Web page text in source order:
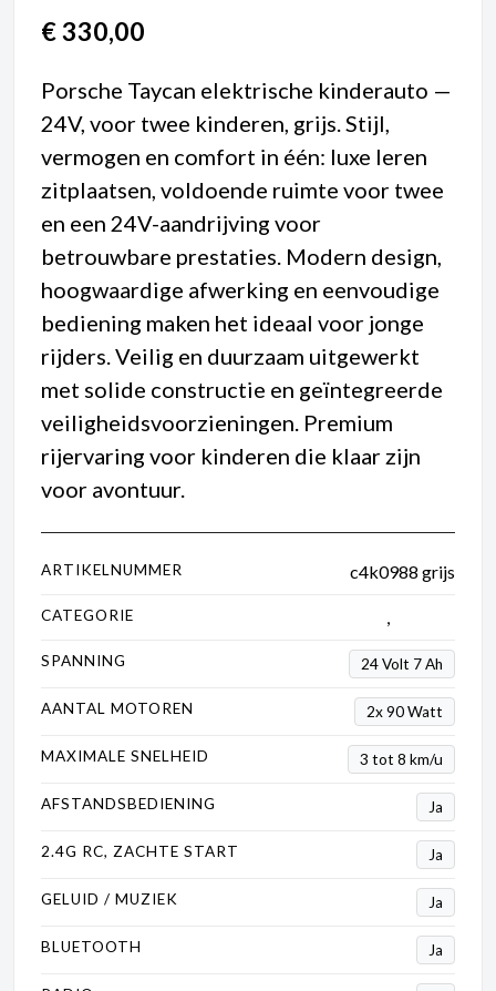
€330,00
Porsche Taycan elektrische kinderauto —
24V, voor twee kinderen, grijs. Stijl,
vermogen en comfort in één: luxe leren
zitplaatsen, voldoende ruimte voor twee
en een 24V-aandrijving voor
betrouwbare prestaties. Modern design,
hoogwaardige afwerking en eenvoudige
bediening maken het ideaal voor jonge
rijders. Veilig en duurzaam uitgewerkt
met solide constructie en geïntegreerde
veiligheidsvoorzieningen. Premium
rijervaring voor kinderen die klaar zijn
voor avontuur.
ARTIKELNUMMER c4k0988 grijs
CATEGORIE ,
SPANNING 24 Volt 7 Ah
AANTAL MOTOREN 2x 90 Watt
MAXIMALE SNELHEID 3 tot 8 km/u
AFSTANDSBEDIENING Ja
2.4G RC, ZACHTE START Ja
GELUID / MUZIEK Ja
BLUETOOTH Ja